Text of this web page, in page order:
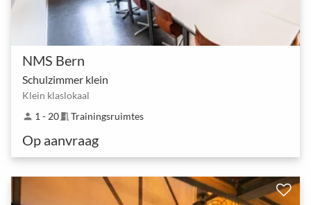
NMS Bern
Schulzimmer klein
Klein klaslokaal
person 1 - 20meeting_room Trainingsruimtes
Op aanvraag